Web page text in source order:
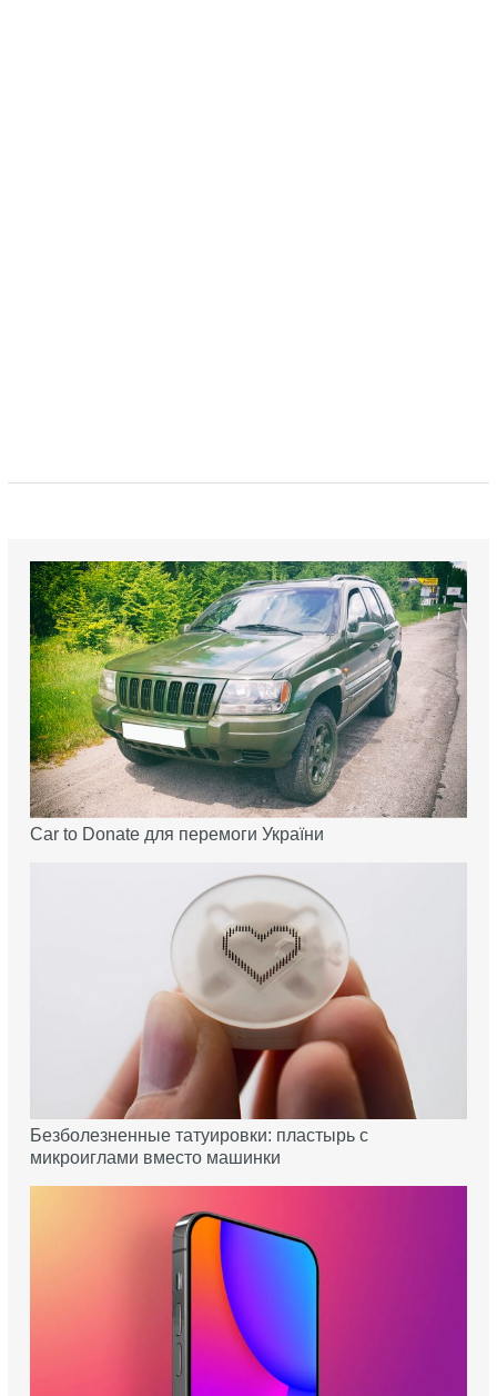
Car to Donate для перемоги України
Безболезненные татуировки: пластырь с
микроиглами вместо машинки